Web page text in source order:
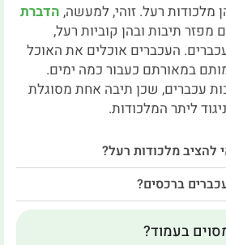
מלכודות רעל. זוהי, למעשה, הדברת
מפזר תיבות ובהן קוביות רעל,
העכברים אוכלים את האוכל
במאורתם כעבור כמה ימים.
עכברים, שכן תיבה אחת מסוגלת
ליתר המלכודות.
מלכודות רעל?
ברכסים?
בעמוד?